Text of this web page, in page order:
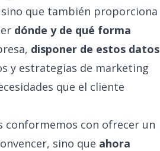
que también proporciona
dónde y de qué forma
disponer de estos datos
y estrategias de marketing
que el cliente
conformemos con ofrecer un
sino que ahora